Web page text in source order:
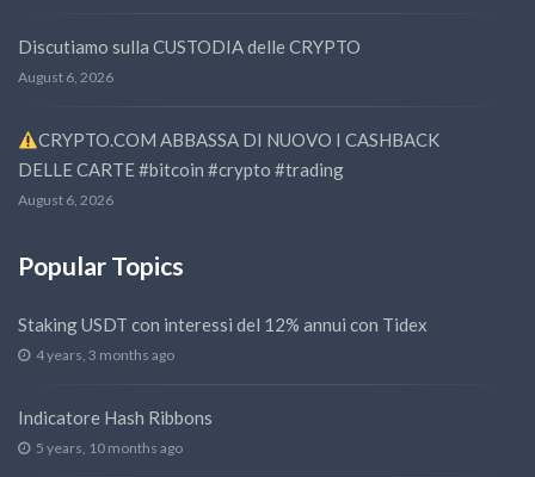
Discutiamo sulla CUSTODIA delle CRYPTO
August 6, 2026
CRYPTO.COM ABBASSA DI NUOVO I CASHBACK
DELLE CARTE #bitcoin #crypto #trading
August 6, 2026
Popular Topics
Staking USDT con interessi del 12% annui con Tidex
4 years, 3 months ago
Indicatore Hash Ribbons
5 years, 10 months ago